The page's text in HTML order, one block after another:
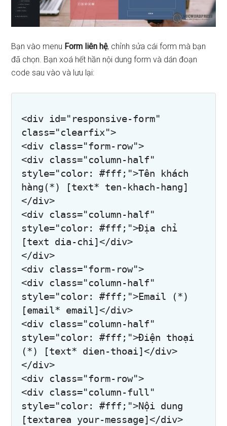
Bạn vào menu Form liên hệ, chỉnh sửa cái form mà bạn
đã chọn. Bạn xoá hết hần nội dung form và dán đoạn
code sau vào và lưu lại:
<div id="responsive-form"
class="clearfix">
<div class="form-row">
<div class="column-half"
style="color: #fff;">Tên khách
hàng(*) [text* ten-khach-hang]
</div>
<div class="column-half"
style="color: #fff;">Địa chỉ
[text dia-chi]</div>
</div>
<div class="form-row">
<div class="column-half"
style="color: #fff;">Email (*)
[email* email]</div>
<div class="column-half"
style="color: #fff;">Điện thoại
(*) [text* dien-thoai]</div>
</div>
<div class="form-row">
<div class="column-full"
style="color: #fff;">Nội dung
[textarea your-message]</div>